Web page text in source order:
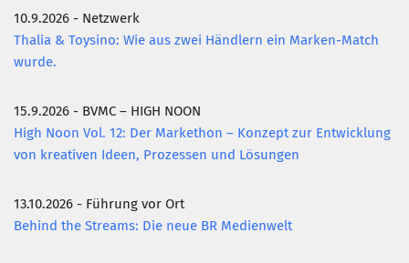
Clubmagazin
MCM Club TV
Mitglied werden
PODCAST
KONTAKT
10.9.2026 - Netzwerk
Thalia & Toysino: Wie aus zwei Händlern ein Marken-Match
wurde.
15.9.2026 - BVMC – HIGH NOON
High Noon Vol. 12: Der Markethon – Konzept zur Entwicklung
von kreativen Ideen, Prozessen und Lösungen
13.10.2026 - Führung vor Ort
Behind the Streams: Die neue BR Medienwelt